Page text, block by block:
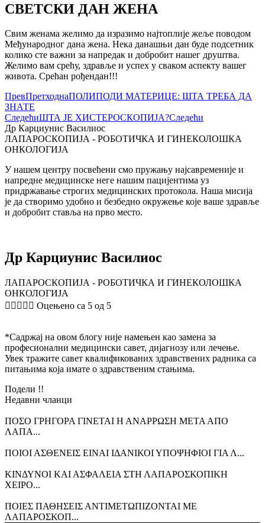
СВЕТСКИ ДАН ЖЕНА
Свим женама желимо да изразимо најтоплије жеље поводом
Међународног дана жена. Нека данашњи дан буде подсетник
колико сте важни за напредак и добробит нашег друштва.
Желимо вам срећу, здравље и успех у сваком аспекту вашег
живота. Срећан рођендан!!!
ПревПретходнаПОЛИПОДИ МАТЕРИЦЕ: ШТА ТРЕБА ДА
ЗНАТЕ
СледећиШТА ЈЕ ХИСТЕРОСКОПИЈА?Следећи
Др Карциунис Василиос
ЛАПАРОСКОПИЈА - РОБОТИЧКА И ГИНЕКОЛОШКА
ОНКОЛОГИЈА
У нашем центру посвећени смо пружању најсавременије и
напредне медицинске неге нашим пацијентима уз
придржавање строгих медицинских протокола. Наша мисија
је да створимо удобно и безбедно окружење које ваше здравље
и добробит ставља на прво место.
Др Карциунис Василиос
ЛАПАРОСКОПИЈА - РОБОТИЧКА И ГИНЕКОЛОШКА
ОНКОЛОГИЈА
     Оцењено са 5 од 5
*Садржај на овом блогу није намењен као замена за
професионални медицински савет, дијагнозу или лечење.
Увек тражите савет квалификованих здравствених радника са
питањима која имате о здравственим стањима.
Подели !!
Недавни чланци
ΠΟΣΟ ΓΡΗΓΟΡΑ ΓΙΝΕΤΑΙ Η ΑΝΑΡΡΩΣΗ ΜΕΤΑ ΑΠΟ
ΛΑΠΑ...
ΠΟΙΟΙ ΑΣΘΕΝΕΙΣ ΕΙΝΑΙ ΙΔΑΝΙΚΟΙ ΥΠΟΨΗΦΙΟΙ ΓΙΑ Λ...
ΚΙΝΔΥΝΟΙ ΚΑΙ ΑΣΦΑΛΕΙΑ ΣΤΗ ΛΑΠΑΡΟΣΚΟΠΙΚΗ
ΧΕΙΡΟ...
ΠΟΙΕΣ ΠΑΘΗΣΕΙΣ ΑΝΤΙΜΕΤΩΠΙΖΟΝΤΑΙ ΜΕ
ΛΑΠΑΡΟΣΚΟΠ...